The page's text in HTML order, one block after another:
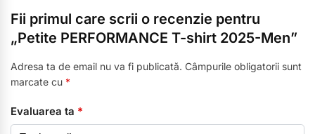
Fii primul care scrii o recenzie pentru
„Petite PERFORMANCE T-shirt 2025-Men”
Adresa ta de email nu va fi publicată. Câmpurile obligatorii sunt
marcate cu *
Evaluarea ta *